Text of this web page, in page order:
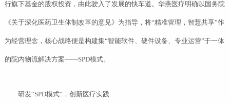
行旗下基金的股权投资，由此驶入了发展的快车道。华燕医疗明确以国务院
《关于深化医药卫生体制改革的意见》为指导，将“精准管理，智慧共享”作
为经营理念，核心战略便是构建集“智能软件、硬件设备、专业运营”于一体
的院内物流解决方案——SPD模式。
研发“SPD模式”，创新医疗实践